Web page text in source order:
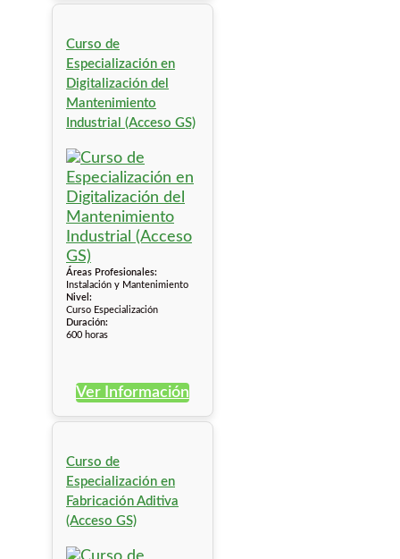
Curso de
Especialización en
Digitalización del
Mantenimiento
Industrial (Acceso GS)
Áreas Profesionales:
Instalación y Mantenimiento
Nivel:
Curso Especialización
Duración:
600 horas
Ver Información
Curso de
Especialización en
Fabricación Aditiva
(Acceso GS)